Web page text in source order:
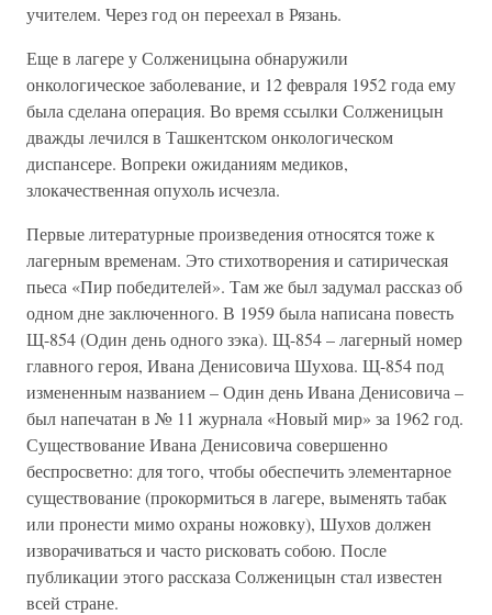
учителем. Через год он переехал в Рязань.
Еще в лагере у Солженицына обнаружили
онкологическое заболевание, и 12 февраля 1952 года ему
была сделана операция. Во время ссылки Солженицын
дважды лечился в Ташкентском онкологическом
диспансере. Вопреки ожиданиям медиков,
злокачественная опухоль исчезла.
Первые литературные произведения относятся тоже к
лагерным временам. Это стихотворения и сатирическая
пьеса «Пир победителей». Там же был задумал рассказ об
одном дне заключенного. В 1959 была написана повесть
Щ-854 (Один день одного зэка). Щ-854 – лагерный номер
главного героя, Ивана Денисовича Шухова. Щ-854 под
измененным названием – Один день Ивана Денисовича –
был напечатан в № 11 журнала «Новый мир» за 1962 год.
Существование Ивана Денисовича совершенно
беспросветно: для того, чтобы обеспечить элементарное
существование (прокормиться в лагере, выменять табак
или пронести мимо охраны ножовку), Шухов должен
изворачиваться и часто рисковать собою. После
публикации этого рассказа Солженицын стал известен
всей стране.